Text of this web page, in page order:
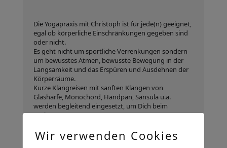
Die Yogapraxis mit Christoph ist für jede(n) geeignet,
egal ob körperliche Einschränkungen gegeben sind
oder nicht.
Es geht nicht um sportliche Verrenkungen sondern
um bewusstes Atmen, bewusste Bewegung in der
Langsamkeit und das Erspüren und Ausdehnen der
Körperräume.
Kurze Klangreisen mit sanften Klängen von
Glasharfe, Monochord, Handpan, Sansula u.a.
werden begleitend eingesetzt, um Dich beim
Loslassen zu unterstützen.
Wir verwenden Cookies